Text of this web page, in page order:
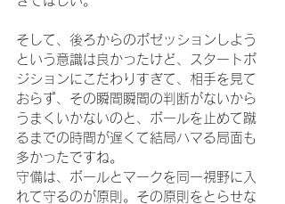
そして、後ろからのポゼッションしよう
という意識は良かったけど、スタートポ
ジションにこだわりすぎて、相手を見て
おらず、その瞬間瞬間の判断がないから
うまくいかないのと、ボールを止めて蹴
るまでの時間が遅くて結局ハマる局面も
多かったですね。
守備は、ボールとマークを同一視野に入
れて守るのが原則。その原則をとらせな